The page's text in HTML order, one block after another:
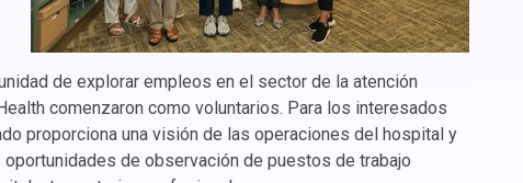
de explorar empleos en el sector de la atención
comenzaron como voluntarios. Para los interesados
proporciona una visión de las operaciones del hospital y
de observación de puestos de trabajo